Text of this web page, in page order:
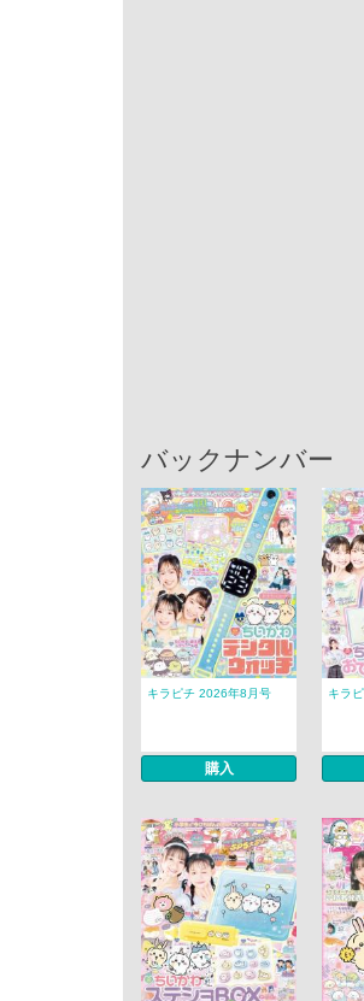
バックナンバー
キラピチ 2026年8月号
購入
キラ